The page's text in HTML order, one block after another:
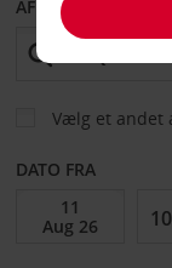
AFHENT FRA
Vælg et andet
DATO FRA